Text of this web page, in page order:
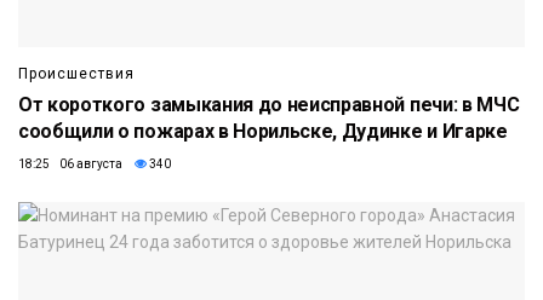
Происшествия
От короткого замыкания до неисправной печи: в МЧС
сообщили о пожарах в Норильске, Дудинке и Игарке
18:25 06 августа 340